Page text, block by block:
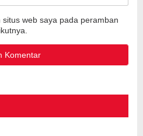
web saya pada peramban